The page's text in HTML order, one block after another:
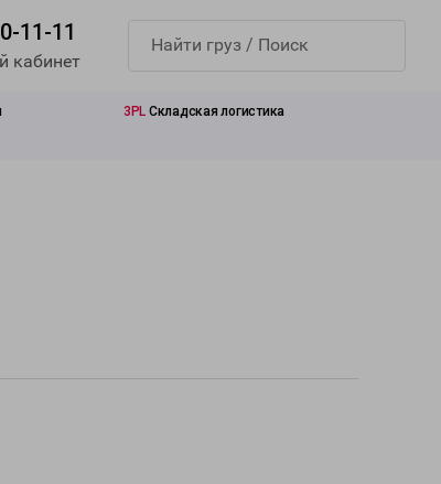
11-11
кабинет
3PL Складская логистика